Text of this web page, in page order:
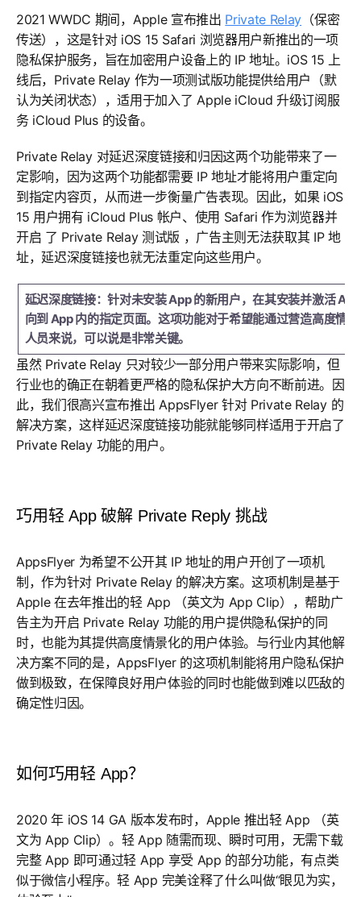
2021 WWDC 期间，Apple 宣布推出 Private Relay （保密
传送），这是针对 iOS 15 Safari 浏览器用户新推出的一项
隐私保护服务，旨在加密用户设备上的 IP 地址。iOS 15 上
线后，Private Relay 作为一项测试版功能提供给用户（默
认为关闭状态），适用于加入了 Apple iCloud 升级订阅服
务 iCloud Plus 的设备。
Private Relay 对延迟深度链接和归因这两个功能带来了一
定影响，因为这两个功能都需要 IP 地址才能将用户重定向
到指定内容页，从而进一步衡量广告表现。因此，如果 iOS
15 用户拥有 iCloud Plus 帐户、使用 Safari 作为浏览器并
开启 了 Private Relay 测试版 ，广告主则无法获取其 IP 地
址，延迟深度链接也就无法重定向这些用户。
延迟深度链接：针对未安装 App 的新用户，在其安装并激活
向到 App 内的指定页面。这项功能对于希望能通过营造高度情
人员来说，可以说是非常关键。
虽然 Private Relay 只对较少一部分用户带来实际影响，但
行业也的确正在朝着更严格的隐私保护大方向不断前进。因
此，我们很高兴宣布推出 AppsFlyer 针对 Private Relay 的
解决方案，这样延迟深度链接功能就能够同样适用于开启了
Private Relay 功能的用户。
巧用轻 App 破解 Private Reply 挑战
AppsFlyer 为希望不公开其 IP 地址的用户开创了一项机
制，作为针对 Private Relay 的解决方案。这项机制是基于
Apple 在去年推出的轻 App （英文为 App Clip），帮助广
告主为开启 Private Relay 功能的用户提供隐私保护的同
时，也能为其提供高度情景化的用户体验。与行业内其他解
决方案不同的是，AppsFlyer 的这项机制能将用户隐私保护
做到极致，在保障良好用户体验的同时也能做到难以匹敌的
确定性归因。
如何巧用轻 App？
2020 年 iOS 14 GA 版本发布时，Apple 推出轻 App （英
文为 App Clip）。轻 App 随需而现、瞬时可用，无需下载
完整 App 即可通过轻 App 享受 App 的部分功能，有点类
似于微信小程序。轻 App 完美诠释了什么叫做“眼见为实，